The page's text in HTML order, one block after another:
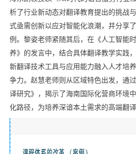
析了行业新动态对翻译教育提出的挑战
式亟需创新以应对智能化浪潮 ，并分享
例。黎姿老师紧随其后，在《人工智能
养》的发言中，结合具体翻译教学实践
新翻译技术工具与应用能力融入人才培养
争力。赵慧老师则从区域特色出发，通
译研究》，揭示了海南国际化营商环境
化路径，为培养深谙本土需求的高端翻